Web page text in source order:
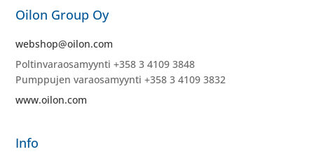
Oilon Group Oy
webshop@oilon.com
Poltinvaraosamyynti +358 3 4109 3848
Pumppujen varaosamyynti +358 3 4109 3832
www.oilon.com
Info